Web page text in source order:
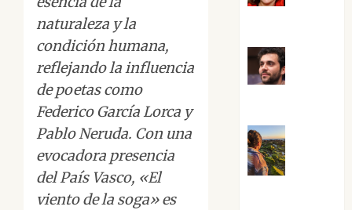
naturaleza y la
condición humana,
reflejando la influencia
de poetas como
Federico García Lorca y
Pablo Neruda. Con una
evocadora presencia
del País Vasco, «El
viento de la soga» es